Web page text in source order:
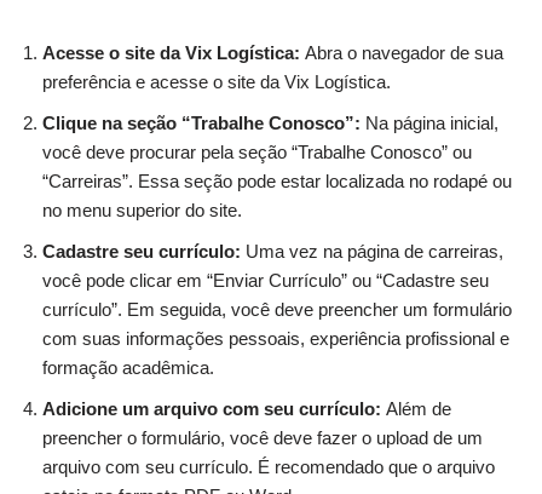
Acesse o site da Vix Logística: Abra o navegador de sua
preferência e acesse o site da Vix Logística.
Clique na seção “Trabalhe Conosco”: Na página inicial,
você deve procurar pela seção “Trabalhe Conosco” ou
“Carreiras”. Essa seção pode estar localizada no rodapé ou
no menu superior do site.
Cadastre seu currículo: Uma vez na página de carreiras,
você pode clicar em “Enviar Currículo” ou “Cadastre seu
currículo”. Em seguida, você deve preencher um formulário
com suas informações pessoais, experiência profissional e
formação acadêmica.
Adicione um arquivo com seu currículo: Além de
preencher o formulário, você deve fazer o upload de um
arquivo com seu currículo. É recomendado que o arquivo